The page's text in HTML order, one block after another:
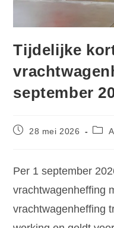
Tijdelijke
september
28 mei 2026
Per 1 september
vrachtwagenheffing
vrachtwagenheffing